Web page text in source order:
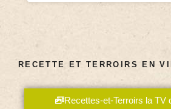
RECETTE ET TERROIRS EN
Recettes-et-Terroirs la TV